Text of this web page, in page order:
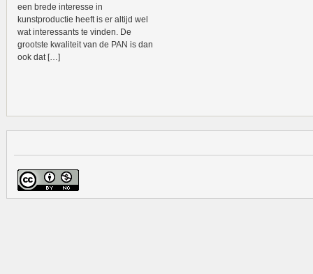
een brede interesse in
kunstproductie heeft is er altijd wel
wat interessants te vinden. De
grootste kwaliteit van de PAN is dan
ook dat […]